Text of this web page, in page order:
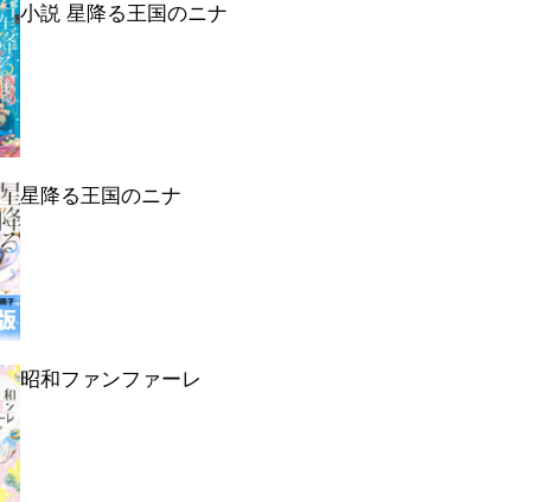
小説 星降る王国のニナ
星降る王国のニナ
昭和ファンファーレ